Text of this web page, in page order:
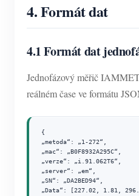
4. Formát dat
4.1 Formát dat
Jednofázový měřič
reálném čase ve formátu
{
„metoda“: „1-272“,
„mac“: „B0F8932A295C“,
„verze“: „i.91.062T6“,
„server“: „em“,
„SN“: „DA2BED94“,
„Data“: [227.02, 1.81,